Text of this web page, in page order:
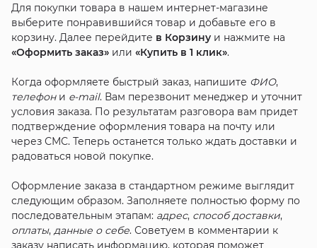
Для покупки товара в нашем интернет-магазине
выберите понравившийся товар и добавьте его в
корзину. Далее перейдите в Корзинуи нажмите на
«Оформить заказ»или «Купить в 1 клик».
Когда оформляете быстрый заказ, напишите ФИО,
телефони e-mail. Вам перезвонит менеджер и уточнит
условия заказа. По результатам разговора вам придет
подтверждение оформления товара на почту или
через СМС. Теперь останется только ждать доставки и
радоваться новой покупке.
Оформление заказа в стандартном режиме выглядит
следующим образом. Заполняете полностью форму по
последовательным этапам: адрес, способ доставки,
оплаты, данные о себе. Советуем в комментарии к
заказу написать информацию, которая поможет